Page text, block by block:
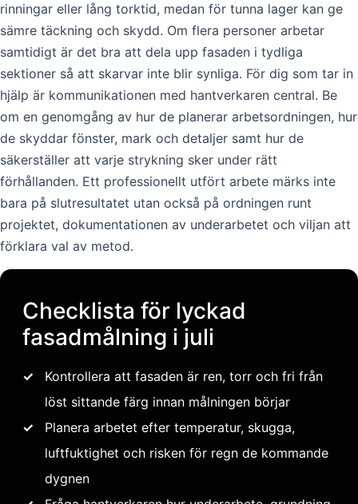
rinningar eller lång torktid, medan för tunna lager kan ge
sämre täckning och skydd. Om flera personer arbetar
samtidigt är det bra att dela upp fasaden i tydliga
sektioner så att skarvar inte blir synliga. För dig som tar in
hjälp är kommunikationen med hantverkaren central. Be
om en genomgång av hur de planerar arbetsordningen, hur
de skyddar fönster, mark och detaljer samt hur de
säkerställer att varje strykning sker under rätt
förhållanden. Ett professionellt utfört arbete märks inte
bara på slutresultatet utan också på ordningen runt
projektet, dokumentationen av underarbetet och viljan att
förklara val av metod.
Checklista för lyckad
fasadmålning i juli
✓
Kontrollera att fasaden är ren, torr och fri från
löst sittande färg innan målningen börjar
✓
Planera arbetet efter temperatur, skugga,
luftfuktighet och risken för regn de kommande
dygnen